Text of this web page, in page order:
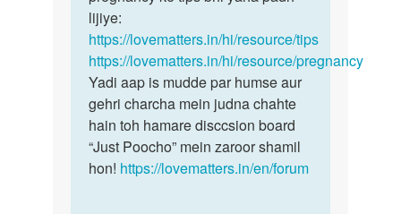
Anonymous
lijiye:
https://lovematters.in/hi/resource/tips
https://lovematters.in/hi/resource/pregnancy
Yadi aap is mudde par humse aur
gehri charcha mein judna chahte
hain toh hamare disccsion board
“Just Poocho” mein zaroor shamil
hon! https://lovematters.in/en/forum